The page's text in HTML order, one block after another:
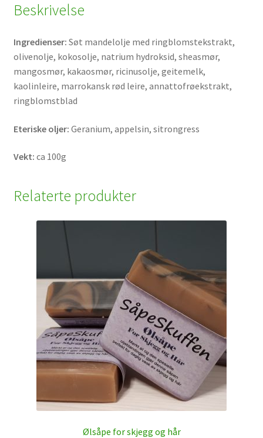
Beskrivelse
Ingredienser: Søt mandelolje med ringblomstekstrakt,
olivenolje, kokosolje, natrium hydroksid, sheasmør,
mangosmør, kakaosmør, ricinusolje, geitemelk,
kaolinleire, marrokansk rød leire, annattofrøekstrakt,
ringblomstblad
Eteriske oljer: Geranium, appelsin, sitrongress
Vekt: ca 100g
Relaterte produkter
Ølsåpe for skjegg og hår